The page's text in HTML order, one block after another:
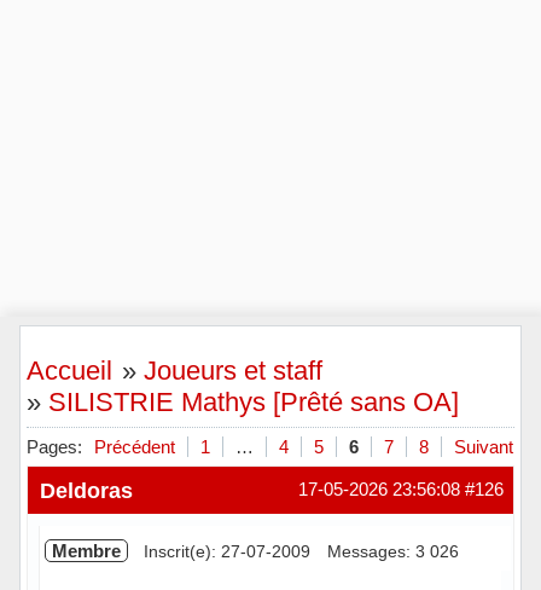
Accueil »Joueurs et staff
» SILISTRIE Mathys [Prêté sans OA]
Pages: Précédent 1 … 4 5 6 7 8 Suivant
#126
17-05-2026 23:56:08
Deldoras
Membre Inscrit(e): 27-07-2009 Messages: 3 026